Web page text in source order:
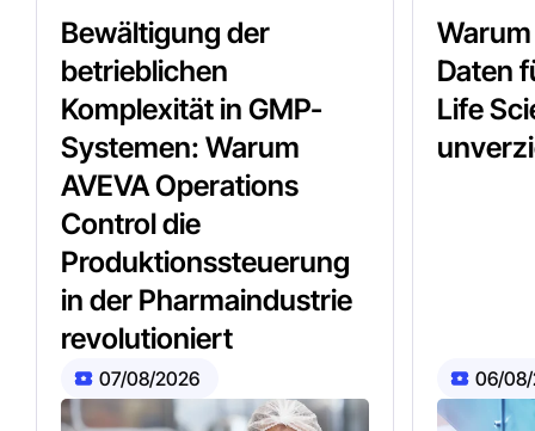
Bewältigung der
betrieblichen
Komplexität in GMP-
Systemen: Warum
AVEVA Operations
Control die
Produktionssteuerung
in der Pharmaindustrie
revolutioniert
07/08/2026
Daten
Life
06/